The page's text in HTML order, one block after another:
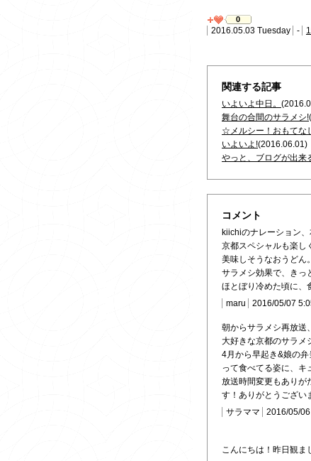
0
2016.05.03 Tuesday -
関連する記事
いよいよ中日。
舞台の合間のサラメシ!
☆メルシー！おもてな
いよいよ!(2016.06.01)
やっと、ブログが出
コメント
kiichiのナレーション、
京都スペシャルも楽し
美味しそうなおうどん。
サラメシ効果で、きっ
ほとぼり冷めた頃に
maru
2016/05/07
朝からサラメシ再放
大好きな京都のサラメ
4月から早起き&娘の
って食べてる姿に、キ
放送時間変更もあり
す！ありがとうござい
サラママ
2016/05/
こんにちは！昨日観ま